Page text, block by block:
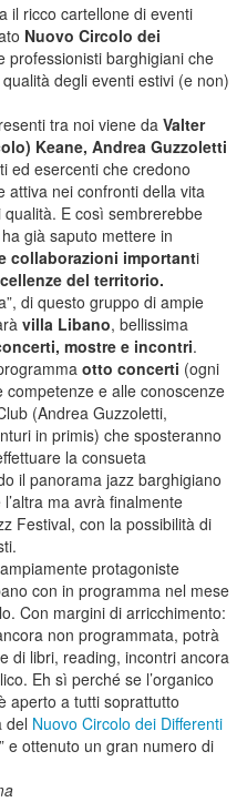
il ricco cartellone di eventi
Nuovo Circolo dei
professionisti barghigiani che
degli eventi estivi (e non)
tra noi viene da Valter
Keane, Andrea Guzzoletti
ed esercenti che credono
attiva nei confronti della vita
E così sembrerebbe
già saputo mettere in
collaborazioni importanti
del territorio.
di questo gruppo di ampie
villa Libano, bellissima
mostre e incontri.
otto concerti (ogni
e alle conoscenze
(Andrea Guzzoletti,
in primis) che sposteranno
la consueta
il panorama jazz barghigiano
ma avrà finalmente
Festival, con la possibilità di
protagoniste
con in programma nel mese
Con margini di arricchimento:
non programmata, potrà
di libri, reading, incontri ancora
Eh sì perché se l’organico
aperto a tutti soprattutto
del Nuovo Circolo dei Differenti
e ottenuto un gran numero di